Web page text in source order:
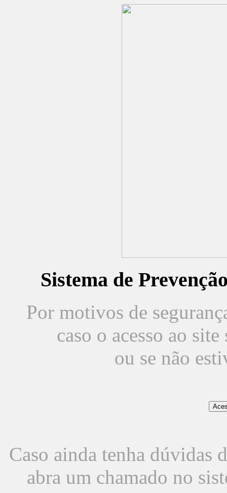
Sistema de
Por motivos de
caso o acesso ao
ou se não
Caso ainda tenha dúvidas
abra um chamado no